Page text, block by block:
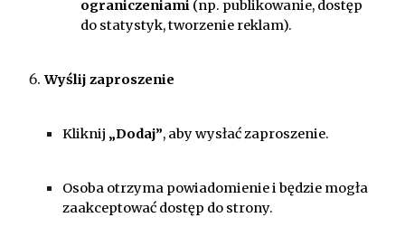
ograniczeniami (np. publikowanie, dostęp
do statystyk, tworzenie reklam).
Wyślij zaproszenie
Kliknij „Dodaj”, aby wysłać zaproszenie.
Osoba otrzyma powiadomienie i będzie mogła
zaakceptować dostęp do strony.